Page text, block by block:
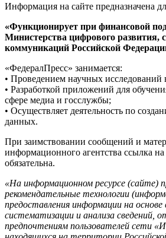
Информация на сайте предназначена
«Функционирует при финансовой
Министерства цифрового развития,
коммуникаций Российской
«ФедералПресс» занимается:
• Проведением научных исследований
• Разработкой приложений для
сфере медиа и госслужбы;
• Осуществляет деятельность по
данных.
При заимствовании сообщений и
информационного агентства ссылка
обязательна.
«На информационном ресурсе (сайте)
рекомендательные технологии
предоставления информации на основе
систематизации и анализа сведений,
предпочтениям пользователей сети